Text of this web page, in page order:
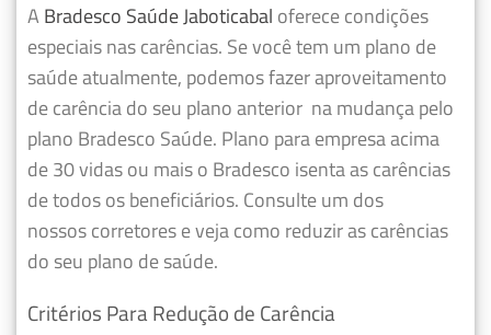
A Bradesco Saúde Jaboticabal oferece condições
especiais nas carências. Se você tem um plano de
saúde atualmente, podemos fazeraproveitamento
de carência do seu plano anterior na mudança pelo
plano Bradesco Saúde. Plano para empresa acima
de 30 vidas ou mais o Bradesco isenta as carências
de todos os beneficiários. Consulte um dos
nossos corretores e veja como reduzir as carências
do seu plano de saúde.
Critérios Para Redução de Carência